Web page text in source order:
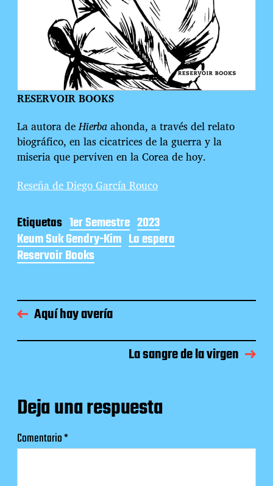
RESERVOIR BOOKS
La autora deHierbaahonda, a través del relato
biográfico, en las cicatrices de la guerra y la
miseria que perviven en la Corea de hoy.
Reseña de Diego García Rouco
Etiquetas 1er Semestre 2023
Keum Suk Gendry-Kim La espera
Reservoir Books
Aquí hay avería
La sangre de la virgen
Deja una respuesta
Comentario*